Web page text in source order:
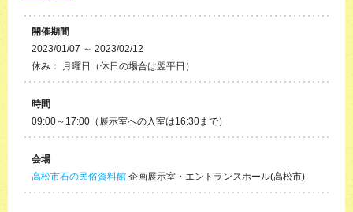
開催期間
2023/01/07 ～ 2023/02/12
休み： 月曜日（休日の場合は翌平日）
時間
09:00～17:00（展示室への入室は16:30まで）
会場
高松市石の民俗資料館 企画展示室・エントランスホール(高松市)